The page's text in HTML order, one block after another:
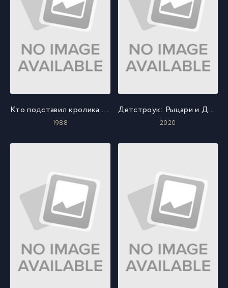
Кто подставил кролика Роджера
1988
Детстроук: Рыцари и Драконы
2020